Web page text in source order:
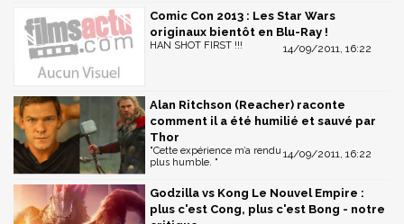
Comic Con 2013 : Les Star Wars
originaux bientôt en Blu-Ray !
14/09/2011, 16:22
HAN SHOT FIRST !!!
Alan Ritchson (Reacher) raconte
comment il a été humilié et sauvé par
Thor
14/09/2011, 16:22
"Cette expérience m’a rendu
plus humble. "
Godzilla vs Kong Le Nouvel Empire :
plus c'est Cong, plus c'est Bong - notre